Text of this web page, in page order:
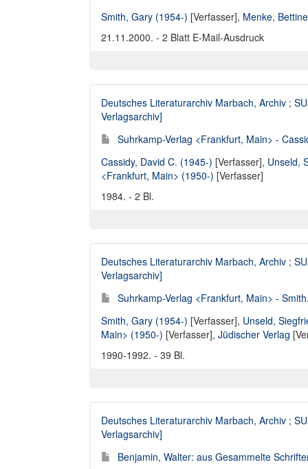
Smith, Gary (1954-) [Verfasser], Menke,
21.11.2000. - 2 Blatt E-Mail-Ausdruck
Deutsches Literaturarchiv Marbach, Archiv ;
Verlagsarchiv]
Suhrkamp-Verlag <Frankfurt, Main> -
Cassidy, David C. (1945-) [Verfasser], Unseld,
<Frankfurt, Main> (1950-) [Verfasser]
1984. - 2 Bl.
Deutsches Literaturarchiv Marbach, Archiv ;
Verlagsarchiv]
Suhrkamp-Verlag <Frankfurt, Main> -
Smith, Gary (1954-) [Verfasser], Unseld,
Main> (1950-) [Verfasser], Jüdischer Verlag
1990-1992. - 39 Bl.
Deutsches Literaturarchiv Marbach, Archiv ;
Verlagsarchiv]
Benjamin, Walter: aus Gesammelte